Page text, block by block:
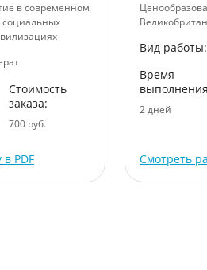
в современном
социальных
Стоимость
заказа:
700 руб.
PDF
Вид работы:
Время
2 дней
Смотреть